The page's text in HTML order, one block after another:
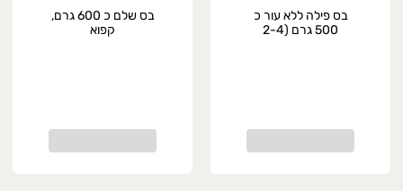
בס פילה ללא עור כ
500 גרם (2-4
בס שלם כ 600 גרם,
קפוא